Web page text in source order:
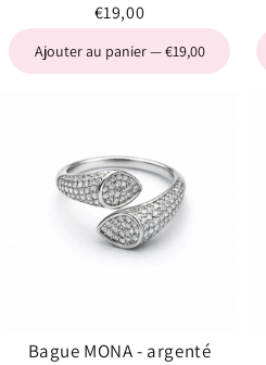
€19,00
Ajouter au panier — €19,00
Bague MONA - argenté